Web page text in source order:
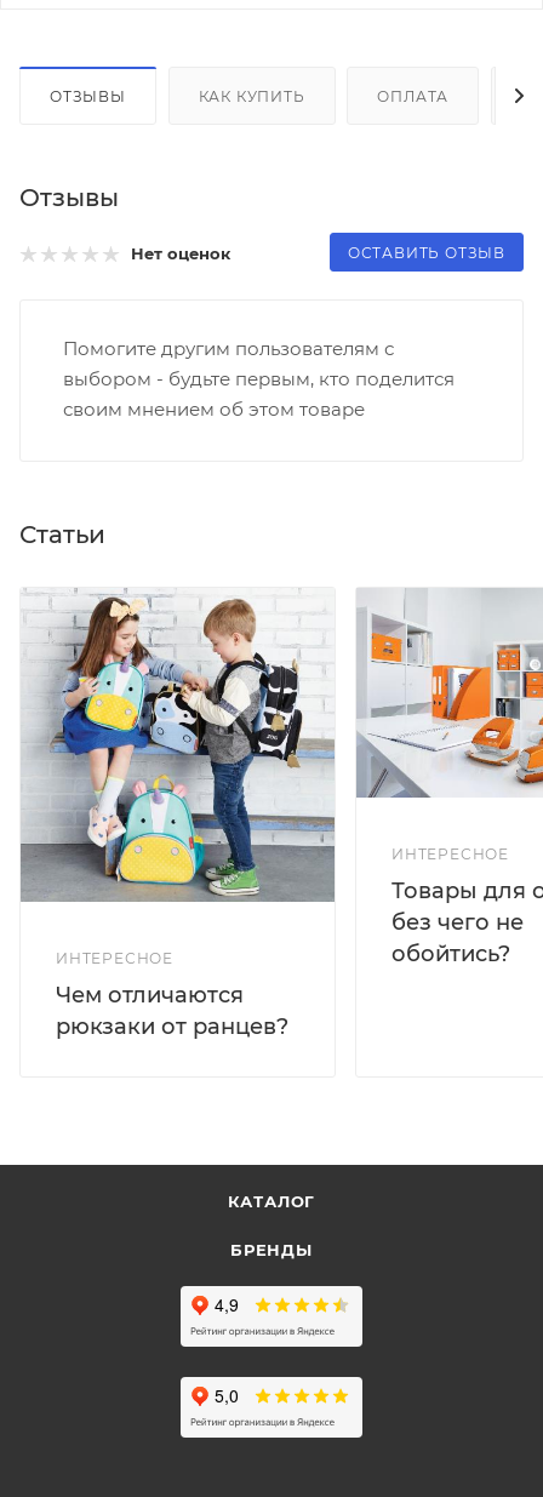
ОТЗЫВЫ КАК КУПИТЬ ОПЛАТА
Отзывы
Нет оценок ОСТАВИТЬ ОТЗЫВ
Помогите другим пользователям с
выбором - будьте первым, кто поделится
своим мнением об этом товаре
Статьи
ИНТЕРЕСНОЕ
Чем отличаются
рюкзаки от ранцев?
ИНТЕРЕСНОЕ
Товары для
без чего не
обойтись?
КАТАЛОГ
БРЕНДЫ